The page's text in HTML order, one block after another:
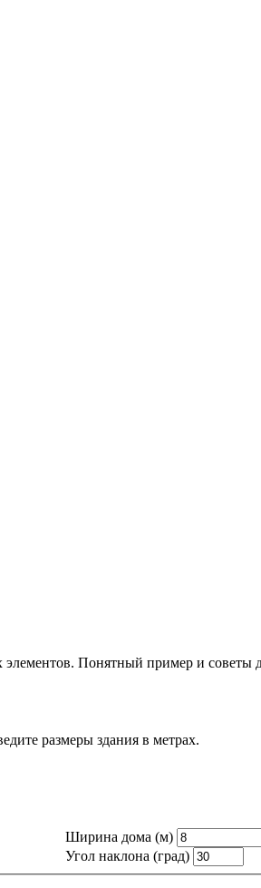
Понятный пример и советы
размеры здания в метрах.
Ширина дома (м)
Угол наклона (град)